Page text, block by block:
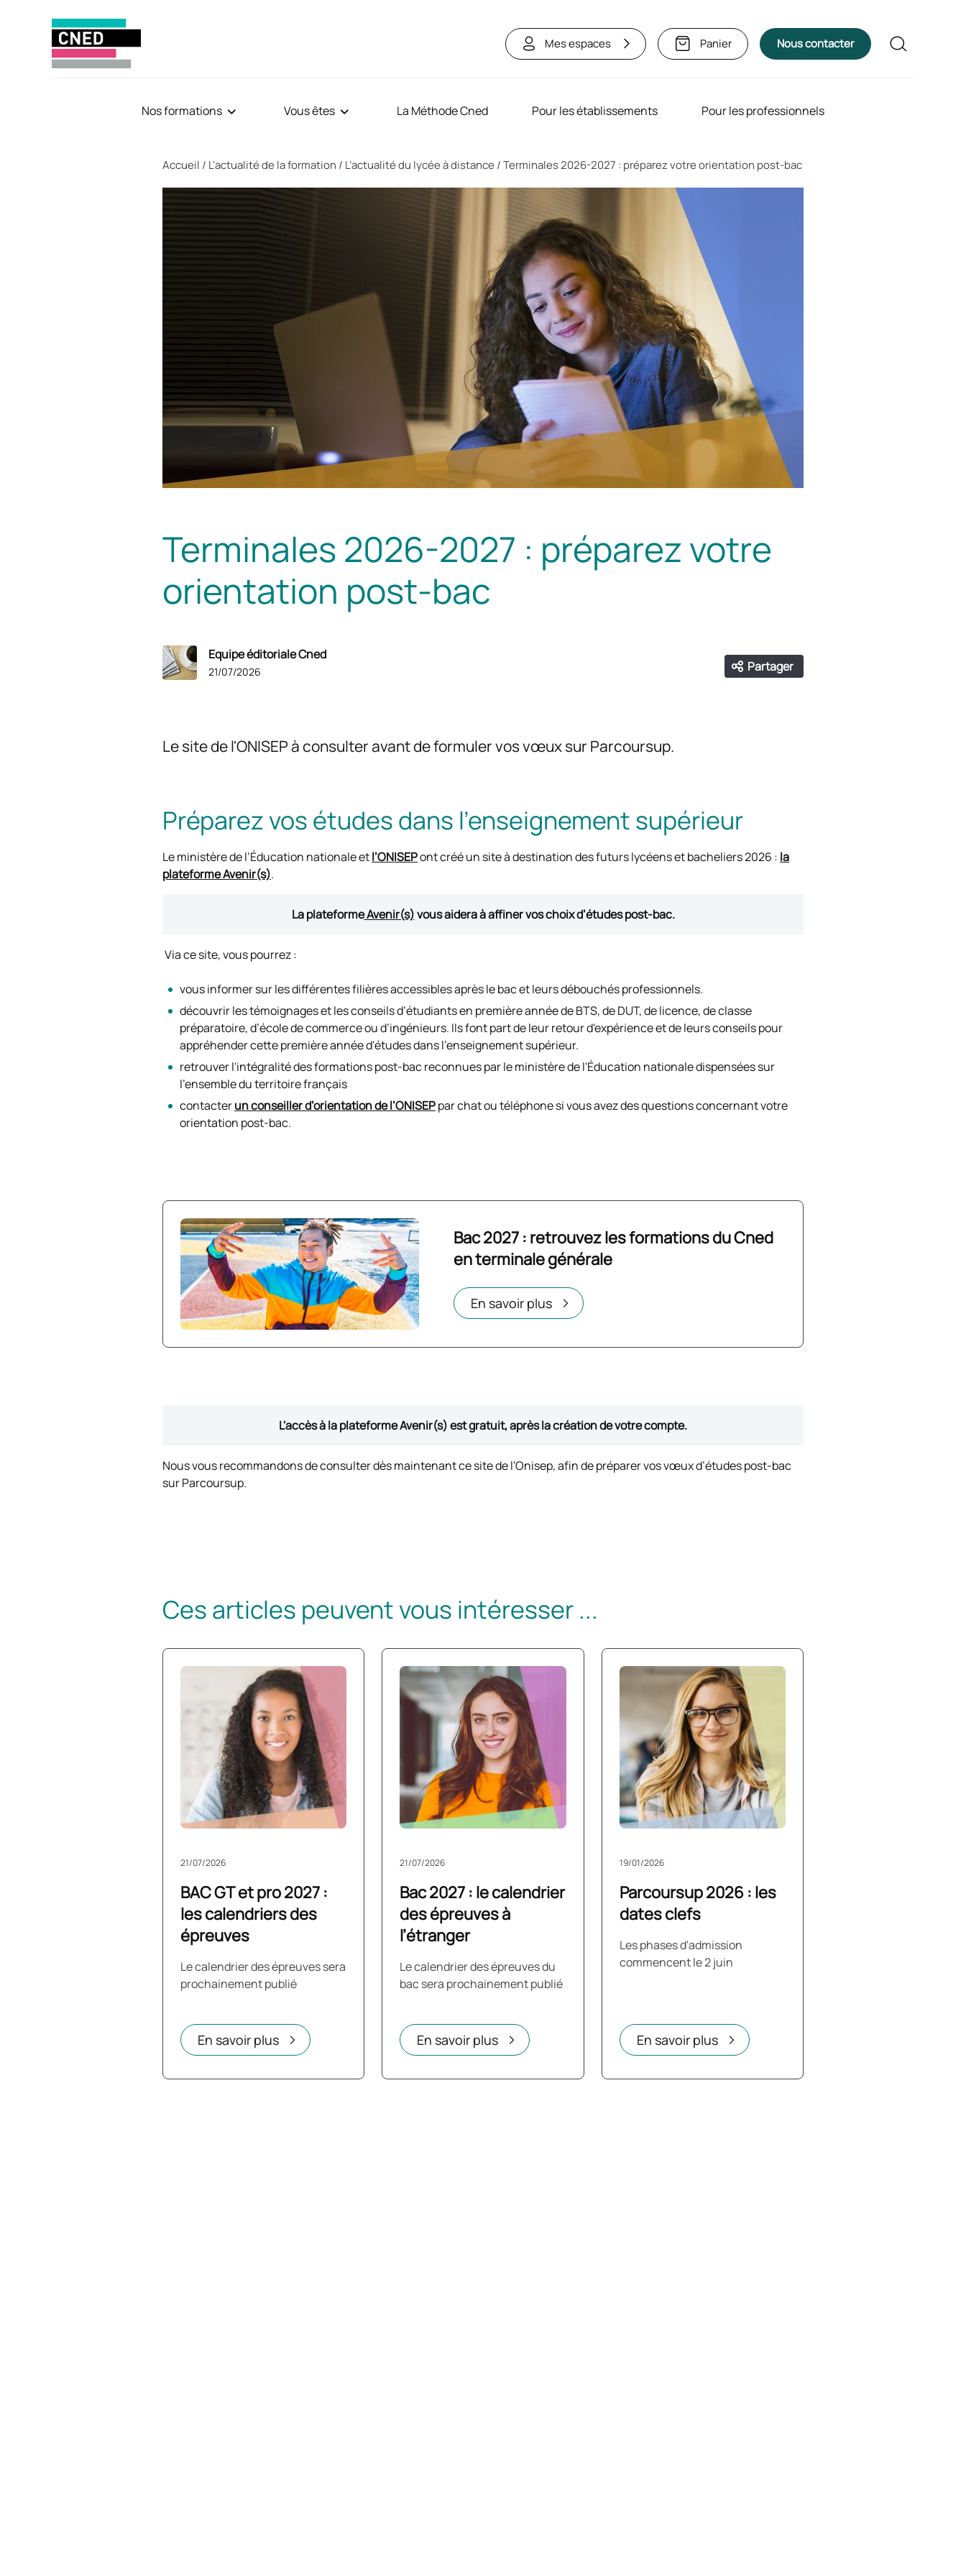
Mes espaces Panier Nous contacter Rechercher
Nos formations Vous êtes La Méthode Cned Pour les établissements Pour les professionnels
Accueil L'actualité de la formation L’actualité du lycée à distance Terminales 2026-2027 : préparez votre orientation post-bac
Terminales 2026-2027 : préparez votre
orientation post-bac
Equipe éditoriale Cned
21/07/2026 Partager
Ouvrir les liens de partage
Le site de l'ONISEP à consulter avant de formuler vos vœux sur Parcoursup.
Préparez vos études dans l’enseignement supérieur
Le ministère de l’Éducation nationale etl’ONISEPont créé un site à destination des futurs lycéens et bacheliers 2026 : la
plateforme Avenir(s).
La plateformeAvenir(s)vous aidera à affiner vos choix d’études post-bac.
Via ce site, vous pourrez :
vous informer sur les différentes filières accessibles après le bac et leurs débouchés professionnels.
​​découvrir les témoignages et les conseils d’étudiants en première année de BTS, de DUT, de licence, de classe
préparatoire, d’école de commerce ou d’ingénieurs. Ils font part de leur retour d'expérience et de leurs conseils pour
appréhender cette première année d'études dans l'enseignement supérieur.
retrouver l'intégralité des formations post-bac reconnues par le ministère de l'Éducation nationale dispensées sur
l’ensemble du territoire français
contacterun conseiller d’orientation de l’ONISEPpar chat ou téléphone si vous avez des questions concernant votre
orientation post-bac.
Bac 2027 : retrouvez les formations du Cned
en terminale générale
En savoir plus
Ouvrir dans un nouvel onglet
L'accès à la plateforme Avenir(s) est gratuit, après la création de votre compte.
Nous vous recommandons de consulter dès maintenant ce site de l'Onisep, afin de préparer vos vœux d’études post-bac
sur Parcoursup.
Ces articles peuvent vous intéresser ...
BAC GT et pro 2027 :
les calendriers des
épreuves
21/07/2026
Le calendrier des épreuves sera
prochainement publié
En savoir plus
Bac 2027 : le calendrier
des épreuves à
l’étranger
21/07/2026
Le calendrier des épreuves du
bac sera prochainement publié
En savoir plus
Parcoursup 2026 : les
dates clefs
19/01/2026
Les phases d'admission
commencent le 2 juin
En savoir plus